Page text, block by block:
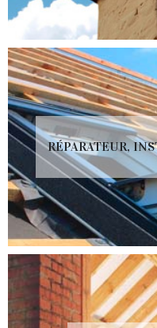
RÉPARATEUR,